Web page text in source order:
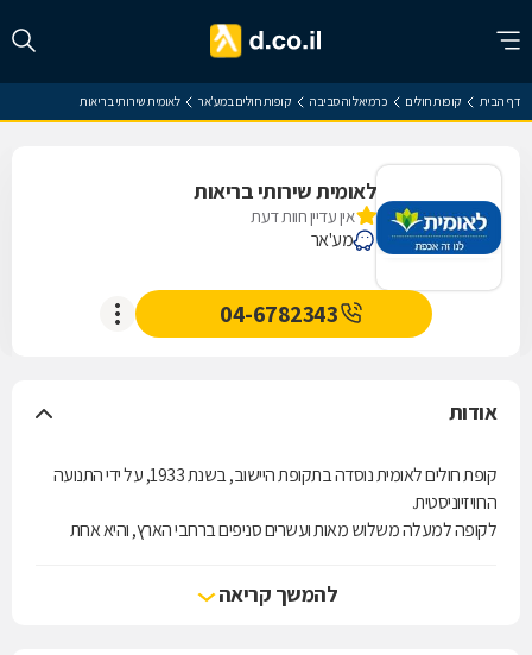
דף הבית קופות חולים כרמיאל והסביבה קופות חולים במע'אר לאומית שירותי בריאות
לאומית שירותי בריאות
אין עדיין חוות דעת
מע'אר
04-6782343
אודות
קופת חולים לאומית נוסדה בתקופת היישוב, בשנת 1933, על ידי התנועה
הרוויזיוניסטית.
לקופה למעלה משלוש מאות ועשרים סניפים ברחבי הארץ, והיא אחת
להמשך קריאה